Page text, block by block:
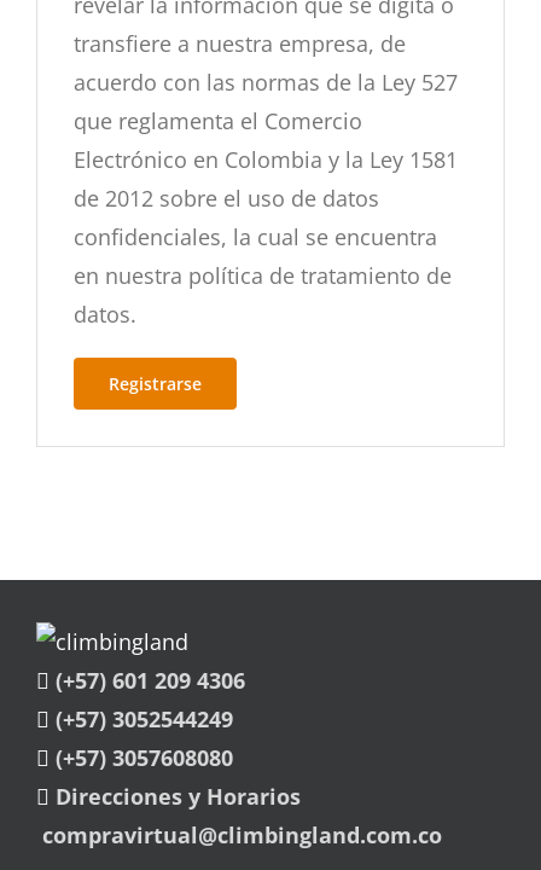
transfiere a nuestra empresa, de
acuerdo con las normas de la Ley 527
que reglamenta el Comercio
Electrónico en Colombia y la Ley 1581
de 2012 sobre el uso de datos
confidenciales, la cual se encuentra
en nuestra política de tratamiento de
datos.
Registrarse
(+57) 601 209 4306
(+57) 3052544249
(+57) 3057608080
Direcciones y Horarios
compravirtual@climbingland.com.co